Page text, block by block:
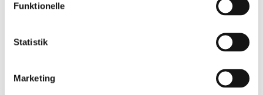
Funktionelle
Statistik
Marketing
...